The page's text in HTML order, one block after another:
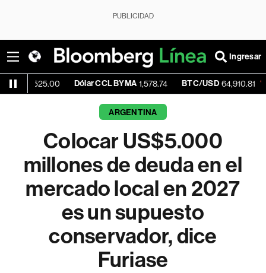
PUBLICIDAD
Ingresar
Dólar CCL BYMA 1,578.74 BTC/USD 64,910.81 -0.19%
ARGENTINA
Colocar US$5.000
millones de deuda en el
mercado local en 2027
es un supuesto
conservador, dice
Furiase